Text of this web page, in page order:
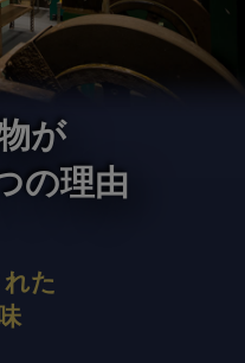
が
の理由
た